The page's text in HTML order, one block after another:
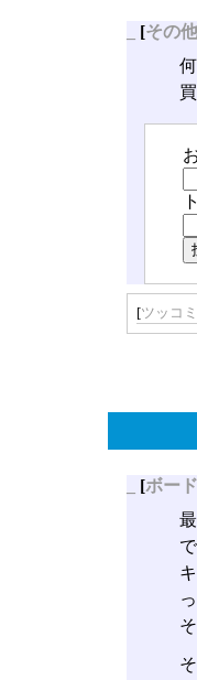
[その他
[ツッコ
[ボー